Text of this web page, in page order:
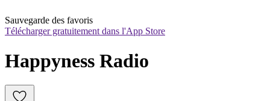
Sauvegarde des favoris
Télécharger gratuitement dans l'App Store
Happyness Radio